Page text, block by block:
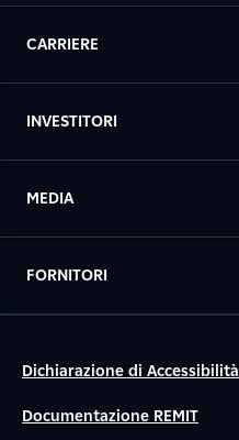
CARRIERE
INVESTITORI
MEDIA
FORNITORI
Dichiarazione di Accessibilità
Documentazione REMIT